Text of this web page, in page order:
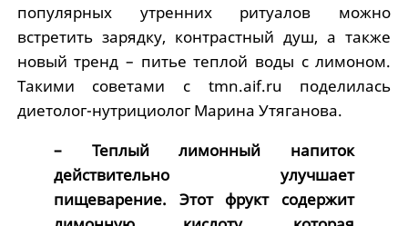
популярных утренних ритуалов можно
встретить зарядку, контрастный душ, а также
новый тренд – питье теплой воды с лимоном.
Такими советами с tmn.aif.ru поделилась
диетолог-нутрициолог Марина Утяганова.
– Теплый лимонный напиток
действительно улучшает
пищеварение. Этот фрукт содержит